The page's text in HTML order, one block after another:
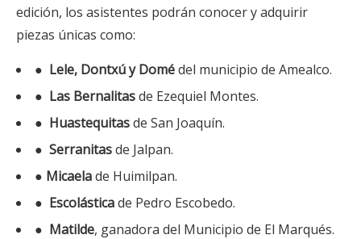
edición, los asistentes podrán conocer y adquirir
piezas únicas como:
● Lele, Dontxú y Domédel municipio de Amealco.
● Las Bernalitasde Ezequiel Montes.
● Huastequitasde San Joaquín.
● Serranitasde Jalpan.
● Micaelade Huimilpan.
● Escolásticade Pedro Escobedo.
● Matilde, ganadora del Municipio de El Marqués.